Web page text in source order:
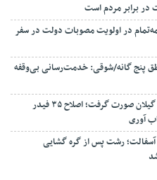
در برابر مردم است
در اولویت مصوبات دولت در سفر
پنج گانه/شوقی: خدمت‌رسانی بی‌وقفه
با اجرای منسجم طرح ملی سامان در گیلان صورت گرفت؛ اصلاح ۳۵ فیدر
آوری
رشت پس از گره گشایی